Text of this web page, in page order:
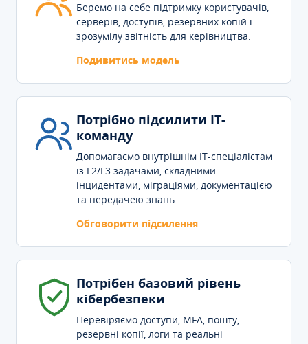
Беремо на себе підтримку користувачів,
серверів, доступів, резервних копій і
зрозумілу звітність для керівництва.
Подивитись модель
Потрібно підсилити IT-
команду
Допомагаємо внутрішнім IT-спеціалістам
із L2/L3 задачами, складними
інцидентами, міграціями, документацією
та передачею знань.
Обговорити підсилення
Потрібен базовий рівень
кібербезпеки
Перевіряємо доступи, MFA, пошту,
резервні копії, логи та реальні